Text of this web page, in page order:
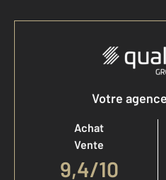
Votre
Achat
Vente
9,4/10